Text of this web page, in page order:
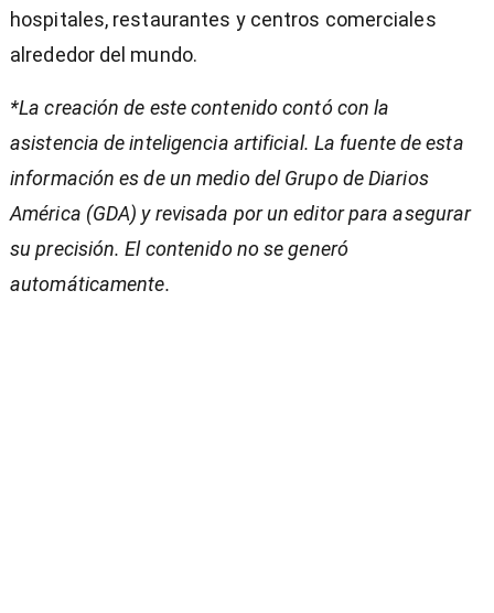
hospitales, restaurantes y centros comerciales
alrededor del mundo.
*La creación de este contenido contó con la
asistencia de inteligencia artificial. La fuente de esta
información es de un medio del Grupo de Diarios
América (GDA) y revisada por un editor para asegurar
su precisión. El contenido no se generó
automáticamente.